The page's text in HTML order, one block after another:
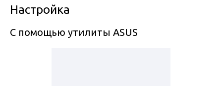
Настройка
С помощью утилиты ASUS